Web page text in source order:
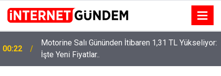
00:22
Motorine Salı Gününden İtibaren 1,31 TL Yükseliyor:
İşte Yeni Fiyatlar..